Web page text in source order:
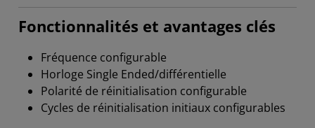
Fonctionnalités et avantages clés
Fréquence configurable
Horloge Single Ended/différentielle
Polarité de réinitialisation configurable
Cycles de réinitialisation initiaux configurables